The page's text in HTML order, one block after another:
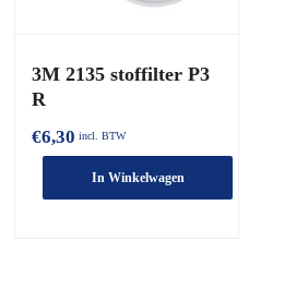
3M 2135 stoffilter P3
R
€6,30 incl. BTW
In Winkelwagen